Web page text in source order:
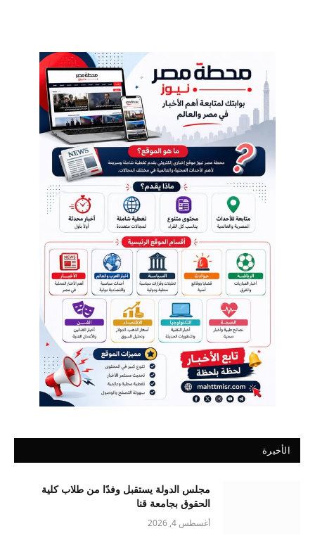
الأخيرة
مجلس الدولة يستقبل وفدًا من طلاب كلية
الحقوق بجامعة قنا
أغسطس 4, 2026